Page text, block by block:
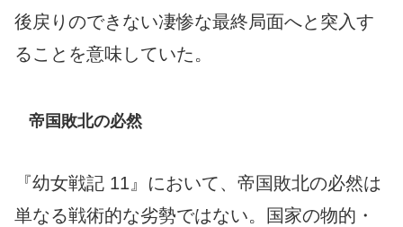
後戻りのできない凄惨な最終局面へと突入す
ることを意味していた。
帝国敗北の必然
『幼女戦記 11』において、帝国敗北の必然は
単なる戦術的な劣勢ではない。国家の物的・